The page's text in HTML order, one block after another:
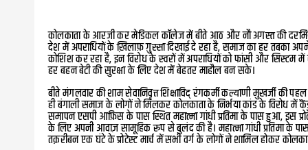
कोलकाता के आरजी कर मेडिकल कॉलेज में बीते आठ और नौ अगस्त की
देश में अपराधियों के ख़िलाफ़ ग़ुस्सा दिखाई दे रहा है, समाज का हर तबका
कोशिश कर रहा है, इन विरोध के स्वरों में अपराधियों को फांसी और
हर बहन बेटी की सुरक्षा के लिए देश में बेहतर माहौल बन सके।
बीते मंगलवार की शाम सेवानिवृत्त शिक्षाविद् रंगकर्मी कल्याणी मुखर्जी की
ही बंगाली समाज के लोगों ने मिलकर कोलकाता के निर्भया कांड के विरोध
समापन एसपी आफ़िस के पास स्थित महात्मा गांधी प्रतिमा के पास हुआ, इस
के लिए अपनी आवाज़ सामूहिक रूप से बुलंद की है। महात्मा गांधी प्रतिमा के
तक़रीबन एक घंटे के प्रोटेस्ट मार्च में सभी वर्ग के लोगों ने शामिल होकर